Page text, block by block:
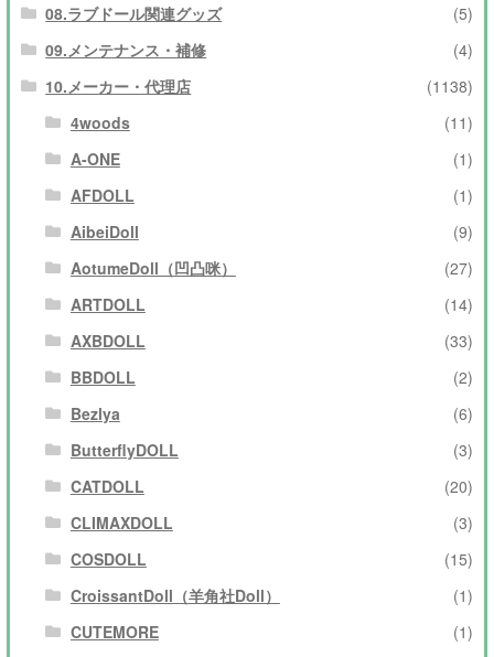
08.ラブドール関連グッズ
(5)
09.メンテナンス・補修
(4)
10.メーカー・代理店
(1138)
4woods
(11)
A-ONE
(1)
AFDOLL
(1)
AibeiDoll
(9)
AotumeDoll（凹凸咪）
(27)
ARTDOLL
(14)
AXBDOLL
(33)
BBDOLL
(2)
Bezlya
(6)
ButterflyDOLL
(3)
CATDOLL
(20)
CLIMAXDOLL
(3)
COSDOLL
(15)
CroissantDoll（羊角社Doll）
(1)
CUTEMORE
(1)